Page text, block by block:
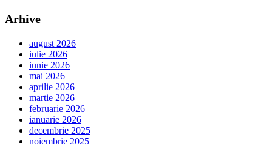
Arhive
august 2026
iulie 2026
iunie 2026
mai 2026
aprilie 2026
martie 2026
februarie 2026
ianuarie 2026
decembrie 2025
noiembrie 2025